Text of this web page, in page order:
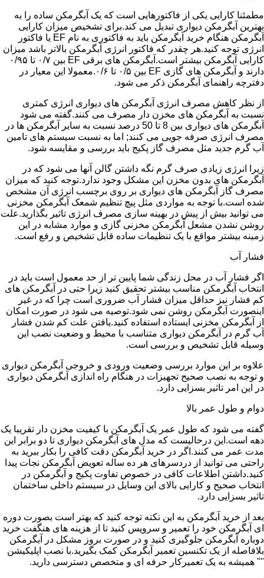
مطمئنا کارایی یکی از فاکتورهایی است که یک آبگرمکن ساده را به
بهترین آبگرمکن دیواری تبدیل می کند.برای تشخیص میزان کارایی
آبگرمکن هنگام خرید آبگرمکن باید به فاکتوری به نام EF یا فاکتور
انرژی توجه کنید.هر چقدر که فاکتور انرژی آبگرمکن بالاتر باشد میزان
کارایی آبگرمکن بیشتر است.آبگرمکن های برقی EF بین ۰/۷ تا ۰/۹۵
دارند و آبگرمکن های گازی EF بین ۰/۵ تا ۰/۶.معمولا این معیار در
دفترچه راهنمای آبگرمکن ذکر می شود.
از نظر کاهش مصرف انرژی آبگرمکن های دیواری انرژی کمتری
نسبت به آبگرمکن های مخزن دار مصرف می کنند.گفته می شود
آبگرمکن های دیواری بین 8 تا 50 درصد نسبت به سایر آبگرمکن ها در
مصرف انرژی صرفه جویی می کنند; اما به نسبت سیستم های تامین
آب گرم جدید مثل مصرف گاز پکیج باید بررسی و مقایسه شود.
زیرا انرژی زیادی صرف گرم نگه داشتن گالن آنها می شود که در
آبگرمکن های بدون مخزن این مشکل وجود ندارد.توجه کنید که میزان
مصرف گاز آبگرمکن های دیواری بر روی برچسب انرژی آن مشخص
شده است.با توجه به مواردی مثل پیچ تنظیم شمعک آبگرمکن مخزنی
می توانید بیش از پیش در بهینه سازی مصرف انرژی تاثیر بگذارید.علت
روشن نشدن مشعل آبگرمکن مخزنی گازی و موارد مشابه در این
زمینه بیشتر مواقع با یک تنظیمات ساده قابل تشخیص و رفع است.
فشار آب
اگر فشار آب در محل زندگی شما پایین تر از حد معمول است باید در
انتخاب آبگرمکن مناسب بیشتر تحقیق کنید زیرا حتی در آبگرمکن های
کم فشار نیز حداقل میزان فشار آب ضروری است چرا که در غیر
اینصورت آبگرمکن روشن نمی شود.توصیه می شود در صورت امکان
از آبگرمکن مخزنی ایستاده استفاده کنید.یافتن علت کم شدن فشار
آب گرم در آبگرمکن دیواری متناسب با محیط و وضعیت نصب این
وسیله قابل تشخیص و بررسی است.
علاوه بر این موارد بررسی وضعیت ورودی و خروجی آبگرمکن دیواری
و توجه به نصب صحیح تجهیزات در هنگام راه اندازی آبگرمکن دیواری
در این امر تاثیر بسزایی دارد.
دوام و طول عمر بالا
گفته می شود که طول عمر یک آبگرمکن با کیفیت مخزن دار تقریبا یک
دهه است.این درحالیست که مدل های آبگرمکن دیواری تا دو برابر این
مدت عمر می کنند.اگر در خرید آبگرمکن دقت کافی را بکار ببرید به
راحتی می توانید از دردسرهای هر ده ساله تعویض آبگرمکن نجات پیدا
کنید.داشتن اطلاعات کافی در خصوص تفاوت پکیج و آبگرمکن در
انتخاب صحیح و کارایی بالای این وسایل در سیستم داخلی ساختمان
تاثیر بسزایی دارد.
بعد از خرید آبگرمکن به این نکته توجه کنید که بهتر است بصورت دوره
ای آبگرمکن خود را تعمیر و سرویس کنید تا از هزینه های هنگفت خرید
دوباره آبگرمکن جلوگیری کنید و در صورت بروز مشکل در آبگرمکن
بلافاصله از یک تکنسین تعمیر آبگرمکن کمک بگیرید.با نصب اپلیکیشن
"" همیشه به یک تعمیرکار حرفه ای و متخصص دسترسی دارید.